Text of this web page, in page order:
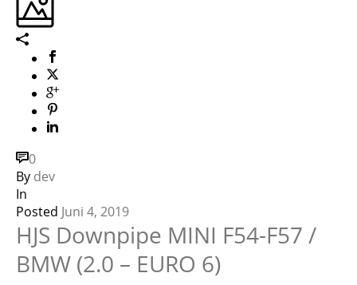
0
By dev
In
Posted Juni 4, 2019
HJS Downpipe MINI F54-F57 /
BMW (2.0 – EURO 6)